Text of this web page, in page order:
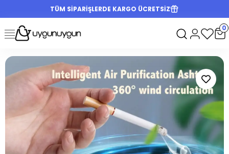
TÜM SİPARİŞLERDE KARGO ÜCRETSİZ
0